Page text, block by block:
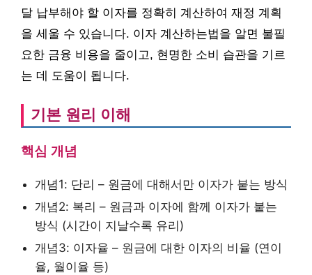
달 납부해야 할 이자를 정확히 계산하여 재정 계획
을 세울 수 있습니다. 이자 계산하는법을 알면 불필
요한 금융 비용을 줄이고, 현명한 소비 습관을 기르
는 데 도움이 됩니다.
기본 원리 이해
핵심 개념
개념1: 단리 – 원금에 대해서만 이자가 붙는 방식
개념2: 복리 – 원금과 이자에 함께 이자가 붙는
방식 (시간이 지날수록 유리)
개념3: 이자율 – 원금에 대한 이자의 비율 (연이
율, 월이율 등)